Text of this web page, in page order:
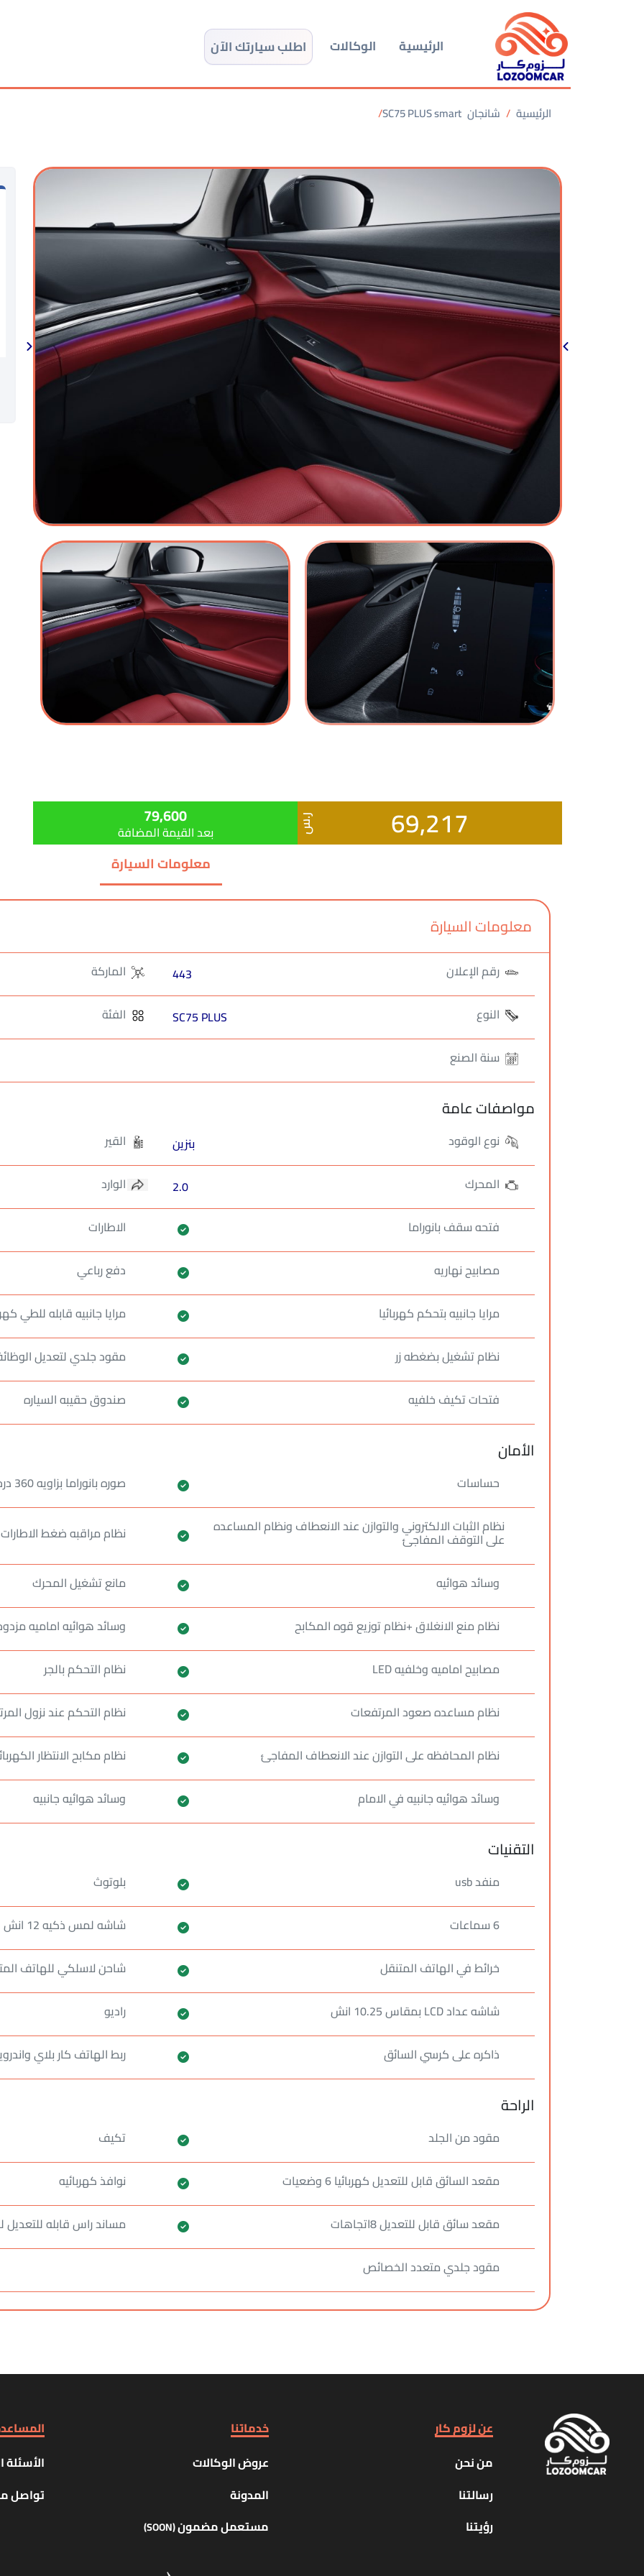
الرئيسية الوكالات اطلب سيارتك الآن
الرئيسية شانجان SC75 PLUS smart
69,217 ر.س 79,600
بعد القيمة المضافة
معلومات السيارة
معلومات السيارة
رقم الإعلان 443 الماركة
النوع
SC75 PLUS الفئة
سنة الصنع
مواصفات عامة
نوع الوقود بنزين القير
المحرك
2.0 الوارد
فتحه سقف بانوراما
الاطارات
مصابيح نهاريه
دفع رباعي
مرايا جانبيه بتحكم كهربائيا
مرايا جانبيه قابله للطي
نظام تشغيل بضغطه زر
مقود جلدي لتعديل
فتحات تكيف خلفيه
صندوق حقيبه السياره
الأمان
حساسات
صوره بانوراما بزاويه 360 درجه
نظام الثبات الالكتروني والتوازن عند الانعطاف ونظام المساعده
على التوقف المفاجئ نظام مراقبه ضغط الاطارات
وسائد هوائيه
مانع تشغيل المحرك
نظام منع الانغلاق +نظام توزيع قوه المكابح
وسائد هوائيه اماميه
مصابيح اماميه وخلفيه LED
نظام التحكم بالجر
نظام مساعده صعود المرتفعات
نظام التحكم عند نزول
نظام المحافظه على التوازن عند الانعطاف المفاجئ
نظام مكابح الانتظار
وسائد هوائيه جانبيه في الامام
وسائد هوائيه جانبيه
التقنيات
منفد usb
بلوتوث
6 سماعات
شاشه لمس ذكيه 12 انش
خرائط في الهاتف المتنقل
شاحن لاسلكي للهاتف
شاشه عداد LCD بمقاس 10.25 انش
راديو
ذاكره على كرسي السائق
ربط الهاتف كار بلاي
الراحة
مقود من الجلد
تكيف
مقعد السائق قابل للتعديل كهربائيا 6 وضعيات
نوافذ كهربائيه
مقعد سائق قابل للتعديل 8اتجاهات
مساند راس قابله للتعديل
مقود جلدي متعدد الخصائص
عن لزوم كار
من نحن
رسالتنا
رؤيتنا
خدماتنا
عروض الوكالات
المدونة
مستعمل مضمون(SOON)
الأسئلة
تواصل